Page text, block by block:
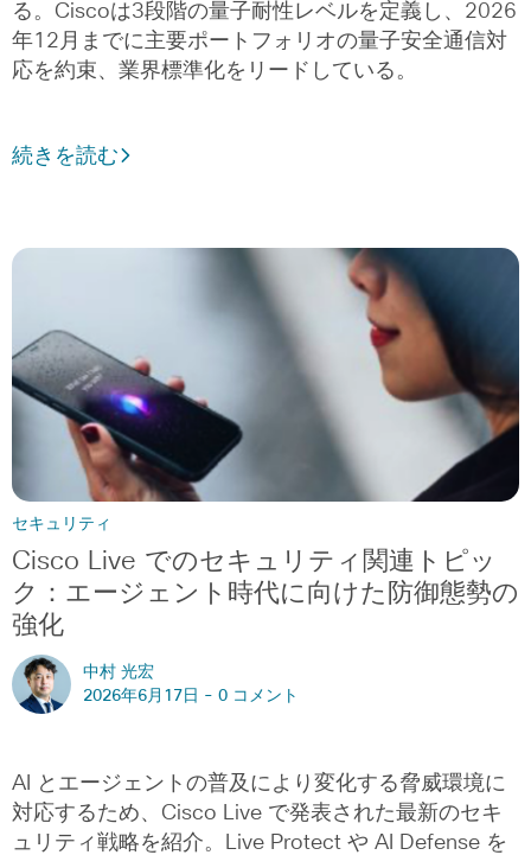
る。Ciscoは3段階の量子耐性レベルを定義し、2026
年12月までに主要ポートフォリオの量子安全通信対
応を約束、業界標準化をリードしている。
続きを読む
セキュリティ
Cisco Live でのセキュリティ関連トピッ
ク：エージェント時代に向けた防御態勢の
強化
中村 光宏
2026年6月17日 - 0 コメント
AI とエージェントの普及により変化する脅威環境に
対応するため、Cisco Live で発表された最新のセキ
ュリティ戦略を紹介。Live Protect や AI Defense を